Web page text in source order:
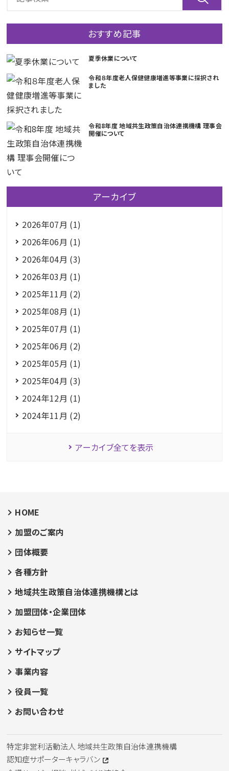
おすすめ記事
夏季休業について
令和８年度老人保健健康増進等事業に採択され
ました
令和8年度 地域共生政策自治体連携機構 理事会
開催について
アーカイブ
2026年07月 (1)
2026年06月 (1)
2026年04月 (3)
2026年03月 (1)
2025年11月 (2)
2025年08月 (1)
2025年07月 (1)
2025年06月 (2)
2025年05月 (1)
2025年04月 (3)
2024年12月 (1)
2024年11月 (2)
アーカイブ全てを表示
HOME
地域共生政策自治体連携機構とは
事業内容
加盟のご案内
加盟団体・企業団体
役員一覧
団体概要
お知らせ一覧
お問い合わせ
各種方針
サイトマップ
特定非営利活動法人 地域共生政策自治体連携機構
認知症サポーターキャラバン